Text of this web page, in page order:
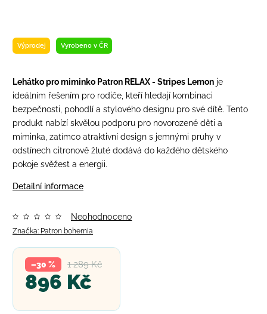
Výprodej Vyrobeno v ČR
Lehátko pro miminko Patron RELAX - Stripes Lemon je
ideálním řešením pro rodiče, kteří hledají kombinaci
bezpečnosti, pohodlí a stylového designu pro své dítě. Tento
produkt nabízí skvělou podporu pro novorozené děti a
miminka, zatímco atraktivní design s jemnými pruhy v
odstínech citronově žluté dodává do každého dětského
pokoje svěžest a energii.
Detailní informace
Značka: Patron bohemia
Neohodnoceno
1 289 Kč
–30 %
896 Kč